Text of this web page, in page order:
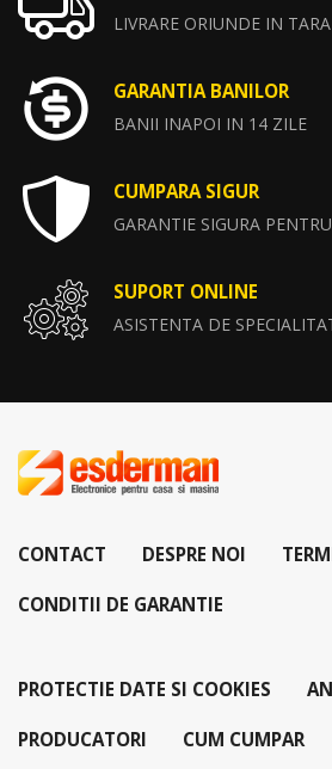
LIVRARE ORIUNDE IN TARA
GARANTIA BANILOR
BANII INAPOI IN 14 ZILE
CUMPARA SIGUR
GARANTIE SIGURA
SUPORT ONLINE
ASISTENTA DE
CONTACT DESPRE NOI
CONDITII DE GARANTIE
PROTECTIE DATE SI COOKIES
PRODUCATORI CUM CUMPAR